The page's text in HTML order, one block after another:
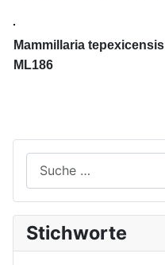
Mammillaria tepexicensis
ML186
Stichworte